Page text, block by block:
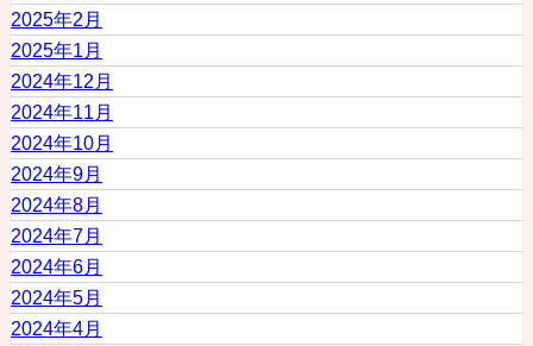
2025年2月
2025年1月
2024年12月
2024年11月
2024年10月
2024年9月
2024年8月
2024年7月
2024年6月
2024年5月
2024年4月